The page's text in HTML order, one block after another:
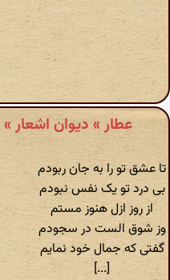
عطار » دیوان اشعار »
تا عشق تو را به جان ربودم
بی درد تو یک نفس نبودم
از روز ازل هنوز مستم
وز شوق الست در سجودم
گفتی که جمال خود نمایم
[...]